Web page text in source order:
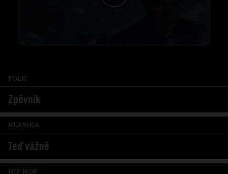
FOLK
Zpěvník
KLASIKA
Teď vážně
HIP HOP